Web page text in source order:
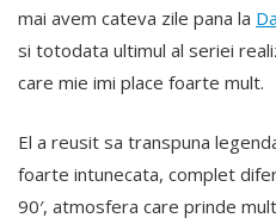
mai avem cateva zile pana la
si totodata ultimul al seriei
care mie imi place foarte mult.
El a reusit sa transpuna
foarte intunecata, complet
90′, atmosfera care prinde